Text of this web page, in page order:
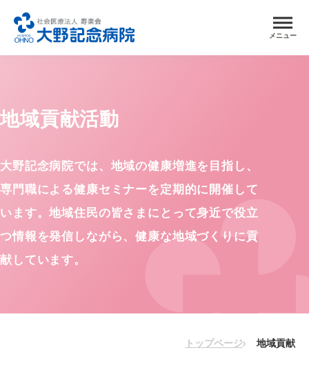
メニュー
地域貢献活動
大野記念病院では、地域の健康増進を目指し、
専門職による健康セミナーを定期的に開催して
います。地域住民の皆さまにとって身近で役立
つ情報を発信しながら、健康な地域づくりに貢
献しています。
トップページ 地域貢献